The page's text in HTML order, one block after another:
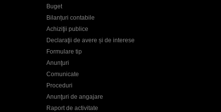
Buget
Bilanțuri contabile
Achiziţii publice
Declaraţii de avere și de interese
Formulare tip
Anunţuri
Comunicate
Proceduri
Anunţuri de angajare
Raport de activitate